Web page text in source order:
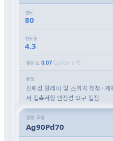
경도
80
전도도
4.3
열전도 0.07Cal/cm·s·℃
용도
신뢰성 릴레이 및 스위치 접점 · 계
서 접촉저항 안정성 요구 접점
성분 조성
Ag90Pd70